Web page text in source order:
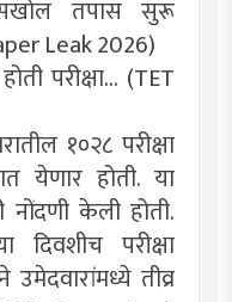
तपास सुरू
Leak 2026)
परीक्षा... (TET
१०२८ परीक्षा
येणार होती. या
नोंदणी केली होती.
दिवशीच परीक्षा
तीव्र